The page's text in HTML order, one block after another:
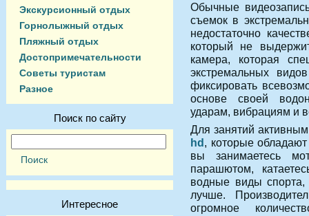
Экскурсионный отдых
Горнолыжный отдых
Пляжный отдых
Достопримечательности
Советы туристам
Разное
Поиск по сайту
Интересное
Обычные
съемок в
недостаточно
который не
камера, которая
экстремальных
фиксировать
основе своей
ударам, вибрациям и
Для занятий
hd, которые
вы занимаетесь
парашютом,
водные виды спорта,
лучше.
огромное